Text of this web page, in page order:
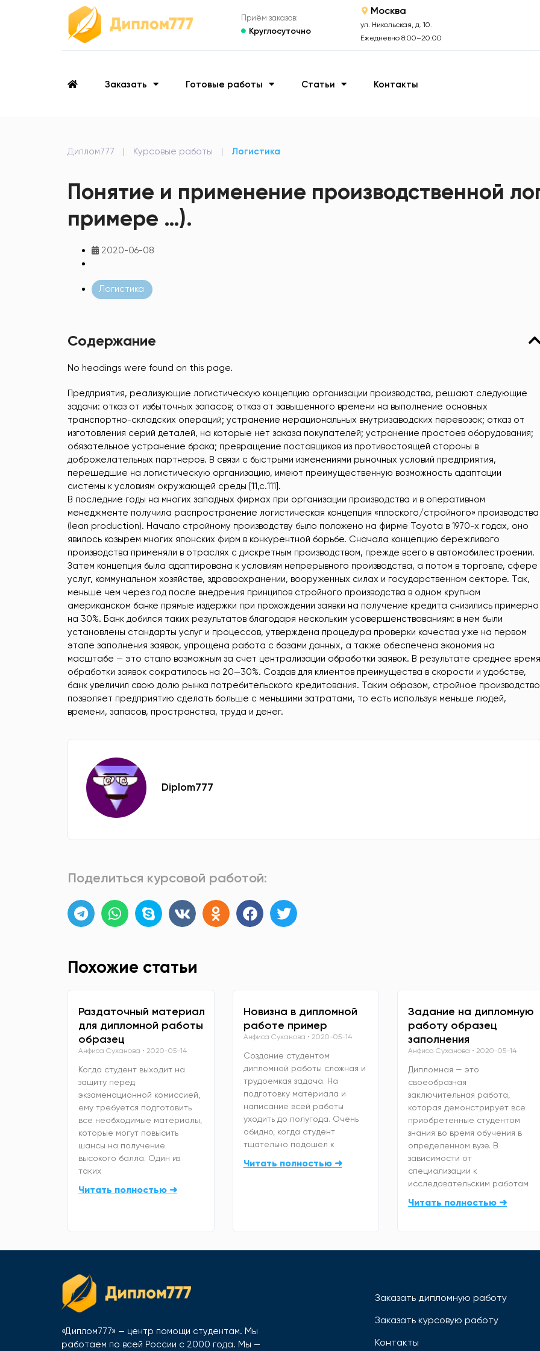
Приём заказов:
Круглосуточно
Москва
ул. Никольская, д. 10.
Ежедневно 8:00–20:00
Заказать Готовые работы Статьи Контакты
Диплом777 | Курсовые работы | Логистика
Понятие и применение производственной
примере …).
2020-06-08
Логистика
Содержание
No headings were found on this page.
Предприятия, реализующие логистическую концепцию организации производства, решают следующие
задачи: отказ от избыточных запасов; отказ от завышенного времени на выполнение основных
транспортно-складских операций; устранение нерациональных внутризаводских перевозок; отказ от
изготовления серий деталей, на которые нет заказа покупателей; устранение простоев оборудования;
обязательное устранение брака; превращение поставщиков из противостоящей стороны в
доброжелательных партнеров. В связи с быстрыми изменениями рыночных условий предприятия,
перешедшие на логистическую организацию, имеют преимущественную возможность адаптации
системы к условиям окружающей среды [11,с.111].
В последние годы на многих западных фирмах при организации производства и в оперативном
менеджменте получила распространение логистическая концепция «плоского/стройного» производства
(lean production). Начало стройному производству было положено на фирме Toyota в 1970-х годах, оно
явилось козырем многих японских фирм в конкурентной борьбе. Сначала концепцию бережливого
производства применяли в отраслях с дискретным производством, прежде всего в автомобилестроении.
Затем концепция была адаптирована к условиям непрерывного производства, а потом в торговле, сфере
услуг, коммунальном хозяйстве, здравоохранении, вооруженных силах и государственном секторе. Так,
меньше чем через год после внедрения принципов стройного производства в одном крупном
американском банке прямые издержки при прохождении заявки на получение кредита снизились примерно
на 30%. Банк добился таких результатов благодаря нескольким усовершенствованиям: в нем были
установлены стандарты услуг и процессов, утверждена процедура проверки качества уже на первом
этапе заполнения заявок, упрощена работа с базами данных, а также обеспечена экономия на
масштабе — это стало возможным за счет централизации обработки заявок. В результате среднее время
обработки заявок сократилось на 20—30%. Создав для клиентов преимущества в скорости и удобстве,
банк увеличил свою долю рынка потребительского кредитования. Таким образом, стройное производство
позволяет предприятию сделать больше с меньшими затратами, то есть используя меньше людей,
времени, запасов, пространства, труда и денег.
Diplom777
Поделиться курсовой работой:
Похожие статьи
Раздаточный материал
для дипломной работы
образец
Анфиса Суханова 2020-05-14
Когда студент выходит на
защиту перед
экзаменационной комиссией,
ему требуется подготовить
все необходимые материалы,
которые могут повысить
шансы на получение
высокого балла. Один из
таких
Читать полностью ➜
Новизна в дипломной
работе пример
Анфиса Суханова 2020-05-14
Создание студентом
дипломной работы сложная и
трудоемкая задача. На
подготовку материала и
написание всей работы
уходить до полугода. Очень
обидно, когда студент
тщательно подошел к
Читать полностью ➜
Задание на дипломную
работу образец
заполнения
Анфиса Суханова 2020-05-14
Дипломная — это
своеобразная
заключительная работа,
которая демонстрирует все
приобретенные студентом
знания во время обучения в
определенном вузе. В
зависимости от
специализации к
исследовательским работам
Читать полностью ➜
«Диплом777» — центр помощи студентам. Мы
работаем по всей России с 2000 года. Мы —
Заказать дипломную работу
Заказать курсовую работу
Контакты